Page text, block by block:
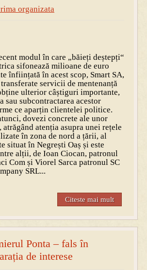
organizata
modul în care „băieți deștepți“
sifonează milioane de euro
înființată în acest scop, Smart SA,
servicii de mentenanță
ulterior câștiguri importante,
sau subcontractarea acestor
ce aparțin clientelei politice.
dovezi concrete ale unor
atenția asupra unei rețele
în zona de nord a țării, al
situat în Negrești Oaș și este
alții, de Ioan Ciocan, patronul
Com și Viorel Sarca patronul SC
SRL...
Citeste mai mult
Ponta – fals în
de interese